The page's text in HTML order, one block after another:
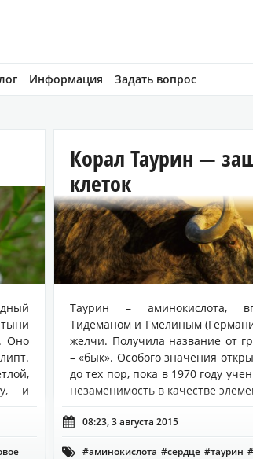
Информация Задать вопрос
Оно
и
Корал Таурин —
клеток
Таурин – аминокислота,
Тидеманом и Гмелиным
желчи. Получила название от
– «бык». Особого значения
до тех пор, пока в 1970 году
незаменимость в качестве
 08:23, 3 августа 2015
 #аминокислота #сердце #таурин